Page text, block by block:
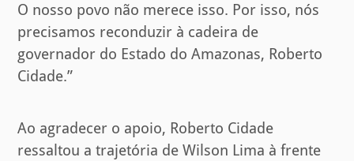
O nosso povo não merece isso. Por isso, nós
precisamos reconduzir à cadeira de
governador do Estado do Amazonas, Roberto
Cidade.”
Ao agradecer o apoio, Roberto Cidade
ressaltou a trajetória de Wilson Lima à frente